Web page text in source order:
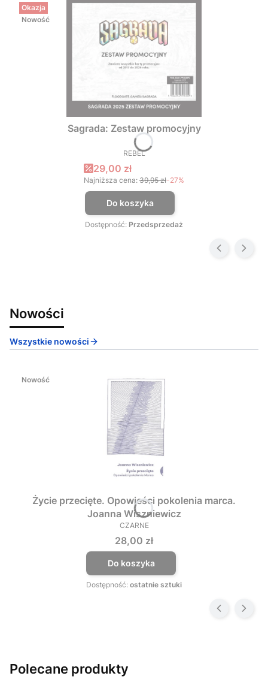
Okazja
Nowość
Sagrada: Zestaw promocyjny
PRODUCENT
REBEL
Cena promocyjna
29,00 zł
Najniższa cena: 39,95 zł-27%
Do koszyka
Dostępność: Przedsprzedaż
Nowości
Wszystkie nowości
Nowość
Życie przecięte. Opowieści pokolenia marca.
Joanna Wiszniewicz
PRODUCENT
CZARNE
Cena
28,00 zł
Do koszyka
Dostępność: ostatnie sztuki
Polecane produkty